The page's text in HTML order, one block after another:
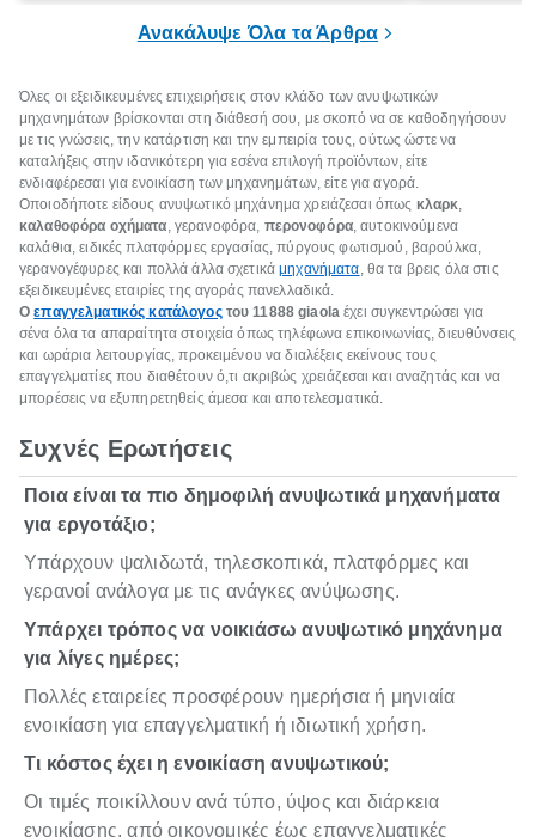
Ανακάλυψε Όλα τα Άρθρα
Όλες οι εξειδικευμένες επιχειρήσεις στον κλάδο των ανυψωτικών
μηχανημάτων βρίσκονται στη διάθεσή σου, με σκοπό να σε καθοδηγήσουν
με τις γνώσεις, την κατάρτιση και την εμπειρία τους, ούτως ώστε να
καταλήξεις στην ιδανικότερη για εσένα επιλογή προϊόντων, είτε
ενδιαφέρεσαι για ενοικίαση των μηχανημάτων, είτε για αγορά.
Οποιοδήποτε είδους ανυψωτικό μηχάνημα χρειάζεσαι όπως κλαρκ,
καλαθοφόρα οχήματα, γερανοφόρα, περονοφόρα, αυτοκινούμενα
καλάθια, ειδικές πλατφόρμες εργασίας, πύργους φωτισμού, βαρούλκα,
γερανογέφυρες και πολλά άλλα σχετικάμηχανήματα, θα τα βρεις όλα στις
εξειδικευμένες εταιρίες της αγοράς πανελλαδικά.
Οεπαγγελματικός κατάλογοςτου 11888giaola έχει συγκεντρώσει για
σένα όλα τα απαραίτητα στοιχεία όπως τηλέφωνα επικοινωνίας, διευθύνσεις
και ωράρια λειτουργίας, προκειμένου να διαλέξεις εκείνους τους
επαγγελματίες που διαθέτουν ό,τι ακριβώς χρειάζεσαι και αναζητάς και να
μπορέσεις να εξυπηρετηθείς άμεσα και αποτελεσματικά.
Συχνές Ερωτήσεις
Ποια είναι τα πιο δημοφιλή ανυψωτικά μηχανήματα
για εργοτάξιο;
Υπάρχουν ψαλιδωτά, τηλεσκοπικά, πλατφόρμες και
γερανοί ανάλογα με τις ανάγκες ανύψωσης.
Υπάρχει τρόπος να νοικιάσω ανυψωτικό μηχάνημα
για λίγες ημέρες;
Πολλές εταιρείες προσφέρουν ημερήσια ή μηνιαία
ενοικίαση για επαγγελματική ή ιδιωτική χρήση.
Τι κόστος έχει η ενοικίαση ανυψωτικού;
Οι τιμές ποικίλλουν ανά τύπο, ύψος και διάρκεια
ενοικίασης, από οικονομικές έως επαγγελματικές